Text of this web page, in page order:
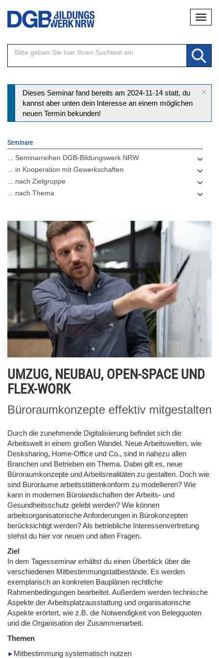
Direkt
Inhalt
×
Statusmeldung
Dieses Seminar fand bereits am 2024-11-14 statt, du
kannst aber unten dein Interesse an einem möglichen
neuen Termin bekunden!
Seminare
... Seminarreihen DGB-Bildungswerk NRW
... in Kooperation mit Gewerkschaften
... nach Zielgruppe
... nach Thema
UMZUG, NEUBAU, OPEN-SPACE UND
FLEX-WORK
Büroraumkonzepte effektiv mitgestalten
Durch die zunehmende Digitalisierung befindet sich die
Arbeitswelt in einem großen Wandel. Neue Arbeitswelten, wie
Desksharing, Home-Office und Co., sind in nahezu allen
Branchen und Betrieben ein Thema. Dabei gilt es, neue
Büroraumkonzepte und Arbeitsrealitäten zu gestalten. Doch wie
sind Büroräume arbeitsstättenkonform zu modellieren? Wie
kann in modernen Bürolandschaften der Arbeits- und
Gesundheitsschutz gelebt werden? Wie können
arbeitsorganisatorische Anforderungen in Bürokonzepten
berücksichtigt werden? Als betriebliche Interessenvertretung
stehst du hier vor neuen und alten Fragen.
Ziel
In dem Tagesseminar erhältst du einen Überblick über die
verschiedenen Mitbestimmungstatbestände. Es werden
exemplarisch an konkreten Bauplänen rechtliche
Rahmenbedingungen bearbeitet. Außerdem werden technische
Aspekte der Arbeitsplatzausstattung und organisatorische
Aspekte erörtert, wie z.B. die Notwendigkeit von Belegquoten
und die Organisation der Zusammenarbeit.
Themen
Mitbestimmung systematisch nutzen